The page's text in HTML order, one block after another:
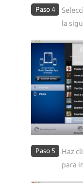
Paso 4
la
Paso 5
Haz
para